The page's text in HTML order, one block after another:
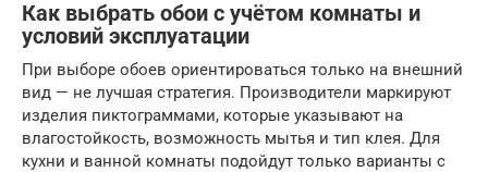
Как выбрать обои с учётом комнаты и
условий эксплуатации
При выборе обоев ориентироваться только на внешний
вид — не лучшая стратегия. Производители маркируют
изделия пиктограммами, которые указывают на
влагостойкость, возможность мытья и тип клея. Для
кухни и ванной комнаты подойдут только варианты с